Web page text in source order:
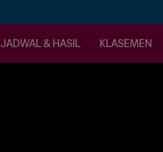
JADWAL & HASIL KLASEMEN